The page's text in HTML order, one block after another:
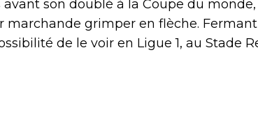
avant son doublé à la Coupe du
marchande grimper en flèche.
de le voir en Ligue 1, au Stade